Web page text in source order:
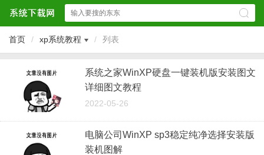
首页 / xp系统教程 / 列表
系统之家WinXP硬盘一键装机版安装图文
详细图文教程
2022-05-26
电脑公司WinXP sp3稳定纯净选择安装版
装机图解